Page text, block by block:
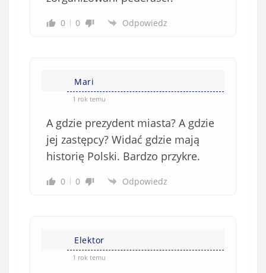
0 0 Odpowiedz
Mari
1 rok temu
A gdzie prezydent miasta? A gdzie
jej zastępcy? Widać gdzie mają
historię Polski. Bardzo przykre.
0 0 Odpowiedz
Elektor
1 rok temu